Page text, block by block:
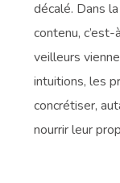
décalé. Dans
contenu,
veilleurs
intuitions, les
concrétiser,
nourrir leur